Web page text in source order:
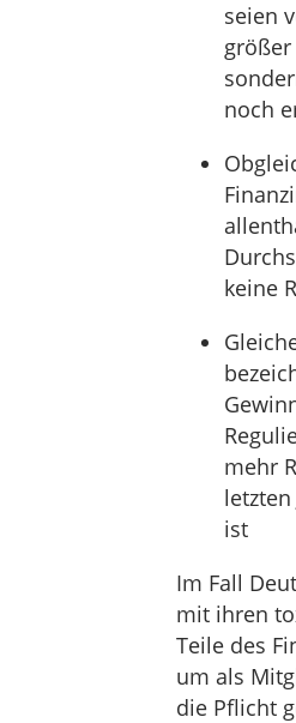
seien
noch
keine
mehr
ist
Im Fall
mit ihren
Teile des
um als
die Pflicht